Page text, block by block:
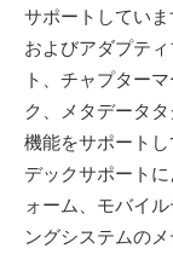
サポートしてい
およびアダプテ
ト、チャプター
ク、メタデータ
機能をサポート
デックサポート
ォーム、モバイ
ングシステムの